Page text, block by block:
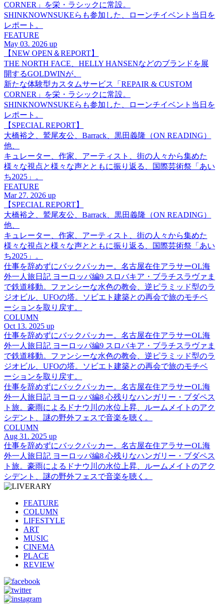
CORNER」を栄・ラシックに常設。
SHINKNOWNSUKEらも参加した、ローンチイベント当日を
レポート。
FEATURE
May 03. 2026 up
【NEW OPEN＆REPORT】
THE NORTH FACE、HELLY HANSENなどのブランドを展
開するGOLDWINが、
新たな体験型カスタムサービス「REPAIR & CUSTOM
CORNER」を栄・ラシックに常設。
SHINKNOWNSUKEらも参加した、ローンチイベント当日を
レポート。
【SPECIAL REPORT】
大橋裕之、鷲尾友公、Barrack、黒田義隆（ON READING）
他、
キュレーター、作家、アーティスト、街の人々から集めた
様々な視点と様々な声とともに振り返る、国際芸術祭「あい
ち2025」。
FEATURE
Mar 27. 2026 up
【SPECIAL REPORT】
大橋裕之、鷲尾友公、Barrack、黒田義隆（ON READING）
他、
キュレーター、作家、アーティスト、街の人々から集めた
様々な視点と様々な声とともに振り返る、国際芸術祭「あい
ち2025」。
仕事を辞めずにバックパッカー。名古屋在住アラサーOL海
外一人旅日記 ヨーロッパ編9 スロバキア・ブラチスラヴァま
で鉄道移動。ファンシーな水色の教会、逆ピラミッド型のラ
ジオビル、UFOの塔。ソビエト建築との再会で旅のモチベ
ーションを取り戻す。
COLUMN
Oct 13. 2025 up
仕事を辞めずにバックパッカー。名古屋在住アラサーOL海
外一人旅日記 ヨーロッパ編9 スロバキア・ブラチスラヴァま
で鉄道移動。ファンシーな水色の教会、逆ピラミッド型のラ
ジオビル、UFOの塔。ソビエト建築との再会で旅のモチベ
ーションを取り戻す。
仕事を辞めずにバックパッカー。名古屋在住アラサーOL海
外一人旅日記 ヨーロッパ編8 心残りなハンガリー・ブダペス
ト旅。豪雨によるドナウ川の水位上昇、ルームメイトのアク
シデント、謎の野外フェスで音楽を聴く。
COLUMN
Aug 31. 2025 up
仕事を辞めずにバックパッカー。名古屋在住アラサーOL海
外一人旅日記 ヨーロッパ編8 心残りなハンガリー・ブダペス
ト旅。豪雨によるドナウ川の水位上昇、ルームメイトのアク
シデント、謎の野外フェスで音楽を聴く。
FEATURE
COLUMN
LIFESTYLE
ART
MUSIC
CINEMA
PLACE
REVIEW